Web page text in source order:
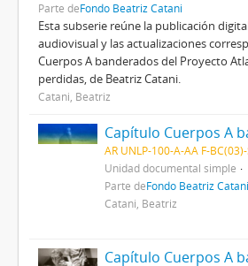
Parte deFondo Beatriz Catani
Esta subserie reúne la publicación
audiovisual y las actualizaciones
Cuerpos A banderados del Proyecto
perdidas, de Beatriz Catani.
Catani, Beatriz
AR UNLP-100-A-AA F-
Unidad documental simple
Parte deFondo Beatriz Catani
Catani, Beatriz